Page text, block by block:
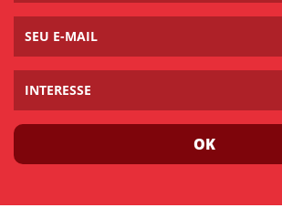
INTERESSE
OK